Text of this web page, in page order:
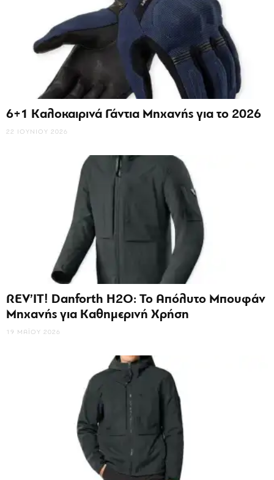
6+1 Καλοκαιρινά Γάντια Μηχανής για το 2026
22 ΙΟΥΝΊΟΥ 2026
REV’IT! Danforth H2O: Το Απόλυτο Μπουφάν
Μηχανής για Καθημερινή Χρήση
19 ΜΑΪ́ΟΥ 2026